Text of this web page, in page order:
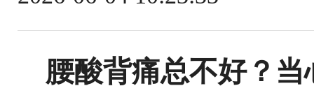
腰酸背痛总不好？